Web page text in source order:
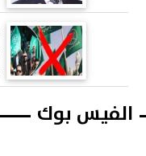
الفيس بوك